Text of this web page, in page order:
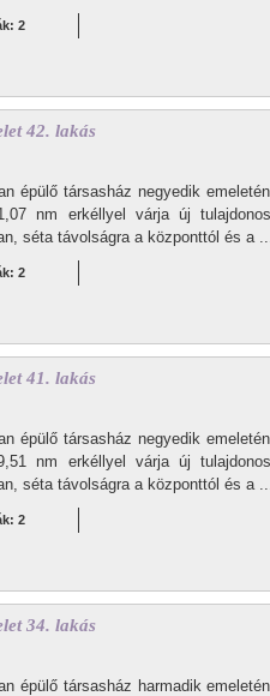
2
42. lakás
épülő társasház negyedik
nm erkéllyel várja új
séta távolságra a központtól és a
2
41. lakás
épülő társasház negyedik
nm erkéllyel várja új
séta távolságra a központtól és a
2
34. lakás
épülő társasház harmadik